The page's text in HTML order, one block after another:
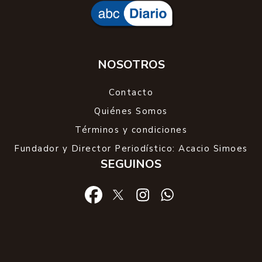
NOSOTROS
Contacto
Quiénes Somos
Términos y condiciones
Fundador y Director Periodístico: Acacio Simoes
SEGUINOS